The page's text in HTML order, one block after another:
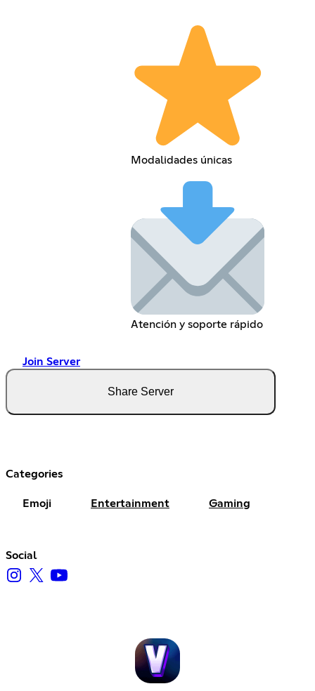
Modalidades únicas
Atención y soporte rápido
Join Server
Share Server
Categories
Emoji Entertainment Gaming
Social